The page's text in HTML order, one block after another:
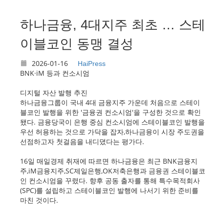
산업과 문화관광의 ‘상생·융합’...로켓
발사 관람, 산둥 하이양 대표 문화관
광 콘텐츠로 부상
08-03
하나금융, 4대지주 최초 … 스테
이블코인 동맹 결성
2026-01-16 HaiPress
BNK·iM 등과 컨소시엄
디지털 자산 발행 추진
하나금융그룹이 국내 4대 금융지주 가운데 처음으로 스테이
블코인 발행을 위한 '금융권 컨소시엄'을 구성한 것으로 확인
됐다. 금융당국이 은행 중심 컨소시엄에 스테이블코인 발행을
우선 허용하는 것으로 가닥을 잡자,하나금융이 시장 주도권을
선점하고자 첫걸음을 내디뎠다는 평가다.
16일 매일경제 취재에 따르면 하나금융은 최근 BNK금융지
주,iM금융지주,SC제일은행,OK저축은행과 금융권 스테이블코
인 컨소시엄을 꾸렸다. 향후 공동 출자를 통해 특수목적회사
(SPC)를 설립하고 스테이블코인 발행에 나서기 위한 준비를
마친 것이다.